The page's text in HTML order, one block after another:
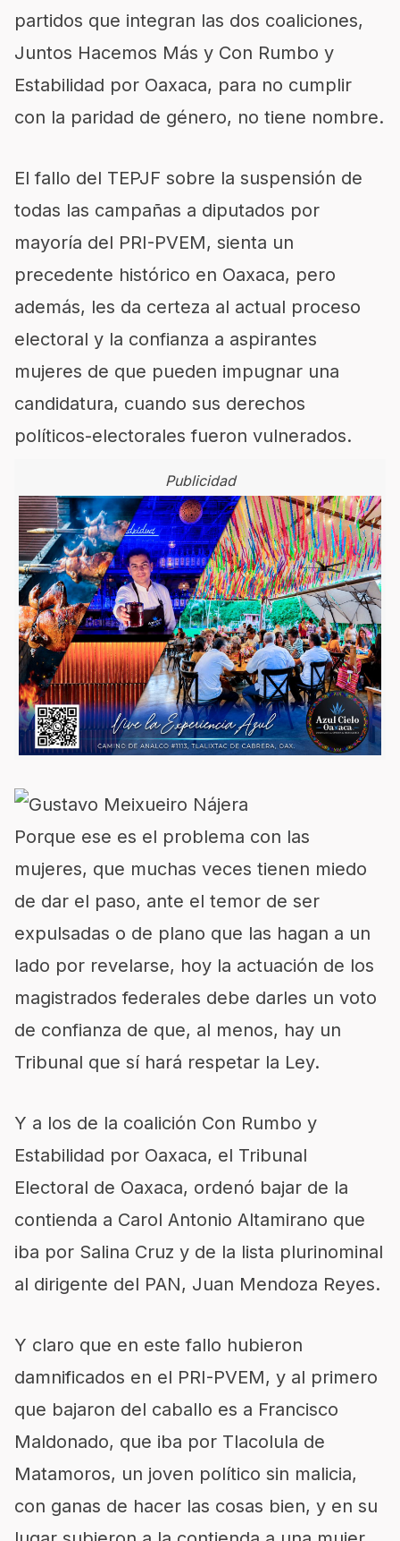
partidos que integran las dos coaliciones,
Juntos Hacemos Más y Con Rumbo y
Estabilidad por Oaxaca, para no cumplir
con la paridad de género, no tiene nombre.
El fallo del TEPJF sobre la suspensión de
todas las campañas a diputados por
mayoría del PRI-PVEM, sienta un
precedente histórico en Oaxaca, pero
además, les da certeza al actual proceso
electoral y la confianza a aspirantes
mujeres de que pueden impugnar una
candidatura, cuando sus derechos
políticos-electorales fueron vulnerados.
Publicidad
Porque ese es el problema con las
mujeres, que muchas veces tienen miedo
de dar el paso, ante el temor de ser
expulsadas o de plano que las hagan a un
lado por revelarse, hoy la actuación de los
magistrados federales debe darles un voto
de confianza de que, al menos, hay un
Tribunal que sí hará respetar la Ley.
Y a los de la coalición Con Rumbo y
Estabilidad por Oaxaca, el Tribunal
Electoral de Oaxaca, ordenó bajar de la
contienda a Carol Antonio Altamirano que
iba por Salina Cruz y de la lista plurinominal
al dirigente del PAN, Juan Mendoza Reyes.
Y claro que en este fallo hubieron
damnificados en el PRI-PVEM, y al primero
que bajaron del caballo es a Francisco
Maldonado, que iba por Tlacolula de
Matamoros, un joven político sin malicia,
con ganas de hacer las cosas bien, y en su